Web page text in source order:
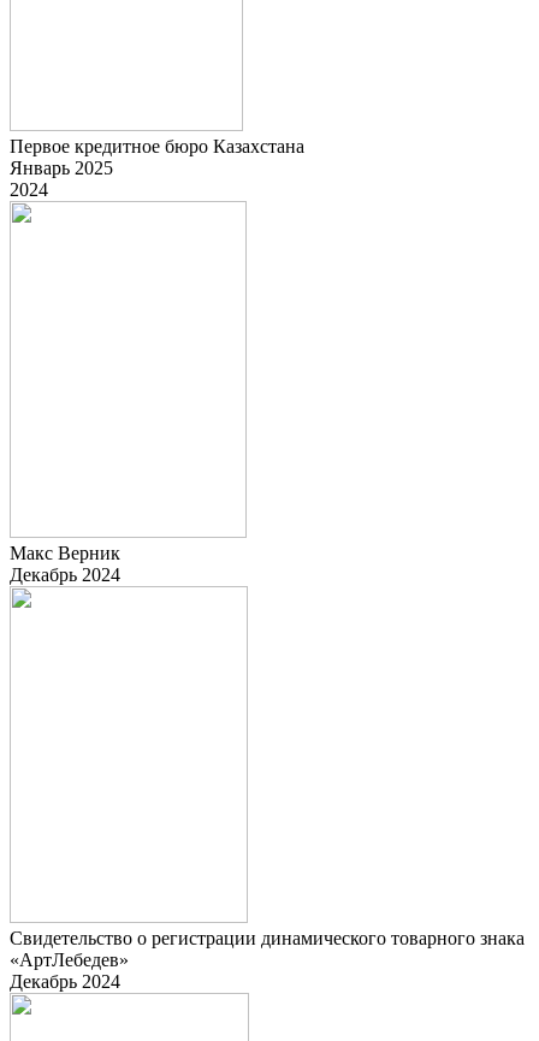
Первое кредитное бюро Казахстана
Январь 2025
2024
Макс Верник
Декабрь 2024
Свидетельство о регистрации динамического товарного знака
«АртЛебедев»
Декабрь 2024